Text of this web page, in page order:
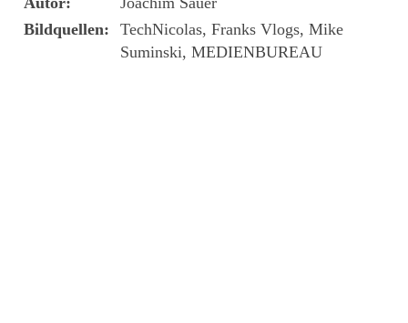
Bildquellen:
TechNicolas, Franks Vlogs, Mike
Suminski, MEDIENBUREAU